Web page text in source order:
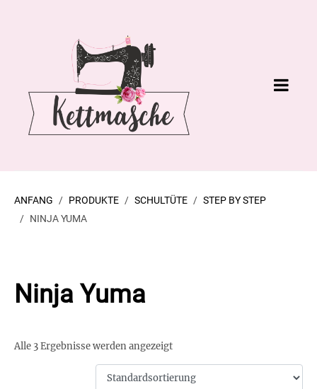
ANFANG PRODUKTE SCHULTÜTE
STEP BY STEP
NINJA YUMA
Ninja Yuma
Alle 3 Ergebnisse werden angezeigt